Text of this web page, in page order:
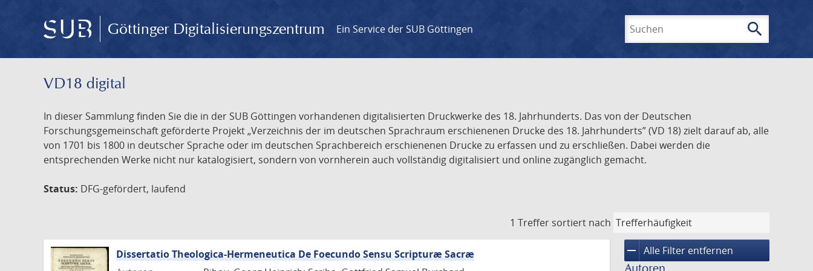
Göttinger Digitalisierungszentrum Ein Service der SUB Göttingen search
VD18 digital
In dieser Sammlung finden Sie die in der SUB Göttingen vorhandenen digitalisierten Druckwerke des 18. Jahrhunderts. Das von der Deutschen
Forschungsgemeinschaft geförderte Projekt „Verzeichnis der im deutschen Sprachraum erschienenen Drucke des 18. Jahrhunderts” (VD 18) zielt darauf ab, alle
von 1701 bis 1800 in deutscher Sprache oder im deutschen Sprachbereich erschienenen Drucke zu erfassen und zu erschließen. Dabei werden die
entsprechenden Werke nicht nur katalogisiert, sondern von vornherein auch vollständig digitalisiert und online zugänglich gemacht.
Status: DFG-gefördert, laufend
1 Treffer sortiert nach
remove Alle Filter entfernen
Dissertatio Theologica-Hermeneutica De Foecundo Sensu Scripturæ Sacræ